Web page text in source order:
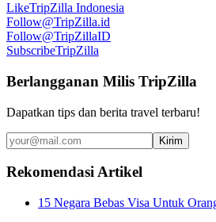
LikeTripZilla Indonesia
Follow@TripZilla.id
Follow@TripZillaID
SubscribeTripZilla
Berlangganan Milis TripZilla
Dapatkan tips dan berita travel terbaru!
Kirim
Rekomendasi Artikel
15 Negara Bebas Visa Untuk